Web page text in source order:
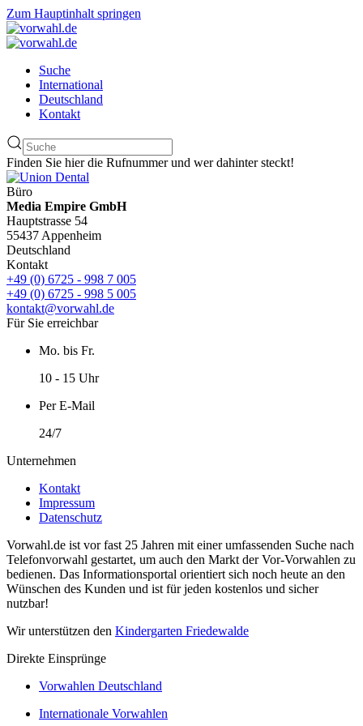
Zum Hauptinhalt springen
Suche
International
Deutschland
Kontakt
Finden Sie hier die Rufnummer und wer dahinter steckt!
Büro
Media Empire GmbH
Hauptstrasse 54
55437 Appenheim
Deutschland
Kontakt
+49 (0) 6725 - 998 7 005
+49 (0) 6725 - 998 5 005
kontakt@vorwahl.de
Für Sie erreichbar
Mo. bis Fr.
10 - 15 Uhr
Per E-Mail
24/7
Unternehmen
Kontakt
Impressum
Datenschutz
Vorwahl.de ist vor fast 25 Jahren mit einer umfassenden Suche nach
Telefonvorwahl gestartet, um auch den Markt der Vor-Vorwahlen zu
bedienen. Das Informationsportal orientiert sich noch heute an den
Wünschen des Kunden und ist für jeden kostenlos und sicher
nutzbar!
Wir unterstützen den Kindergarten Friedewalde
Direkte Einsprünge
Vorwahlen Deutschland
Internationale Vorwahlen